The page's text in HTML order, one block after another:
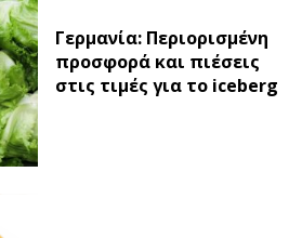
Γερμανία: Περιορισμένη
προσφορά και πιέσεις
στις τιμές για το iceberg